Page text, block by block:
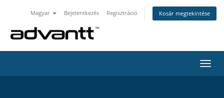
Magyar Bejelentkezés Regisztráció Kosár megtekintése
a